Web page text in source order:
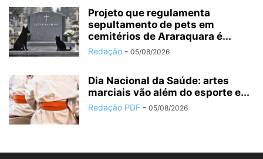
Projeto que regulamenta
sepultamento de pets em
cemitérios de Araraquara é...
Redação - 05/08/2026
Dia Nacional da Saúde: artes
marciais vão além do esporte e...
Redação PDF - 05/08/2026